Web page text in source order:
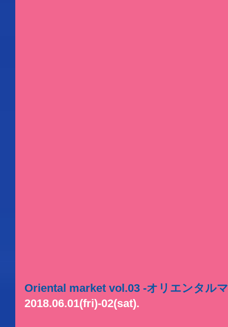
Oriental market vol.03 -オリエンタル
2018.06.01(fri)-02(sat).